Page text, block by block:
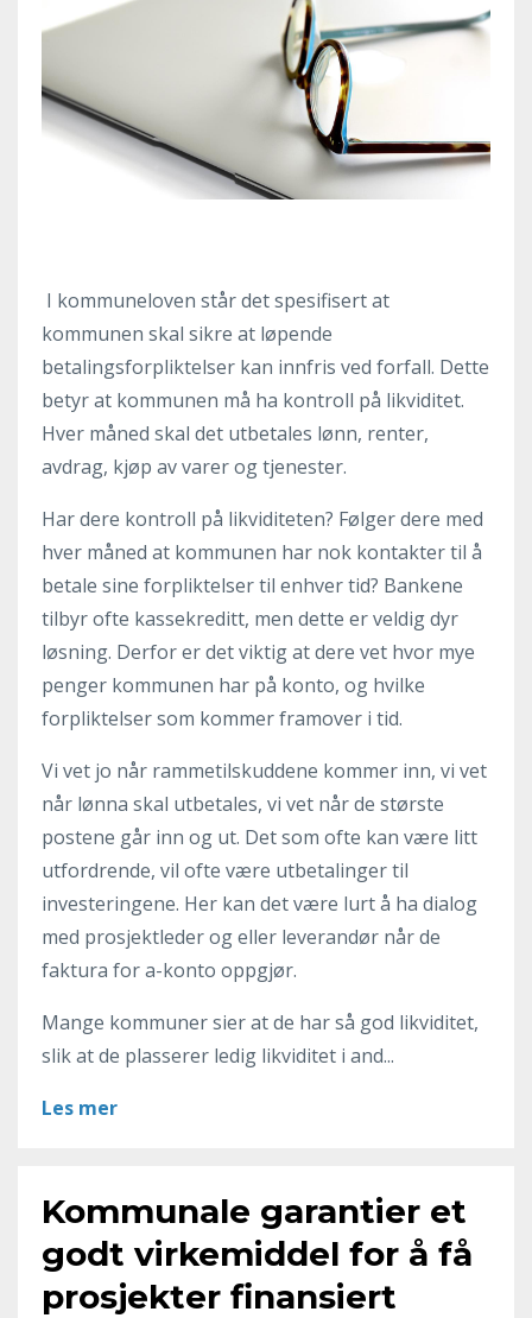
I kommuneloven står det spesifisert at
kommunen skal sikre at løpende
betalingsforpliktelser kan innfris ved forfall. Dette
betyr at kommunen må ha kontroll på likviditet.
Hver måned skal det utbetales lønn, renter,
avdrag, kjøp av varer og tjenester.
Har dere kontroll på likviditeten? Følger dere med
hver måned at kommunen har nok kontakter til å
betale sine forpliktelser til enhver tid? Bankene
tilbyr ofte kassekreditt, men dette er veldig dyr
løsning. Derfor er det viktig at dere vet hvor mye
penger kommunen har på konto, og hvilke
forpliktelser som kommer framover i tid.
Vi vet jo når rammetilskuddene kommer inn, vi vet
når lønna skal utbetales, vi vet når de største
postene går inn og ut. Det som ofte kan være litt
utfordrende, vil ofte være utbetalinger til
investeringene. Her kan det være lurt å ha dialog
med prosjektleder og eller leverandør når de
faktura for a-konto oppgjør.
Mange kommuner sier at de har så god likviditet,
slik at de plasserer ledig likviditet i and...
Les mer
Kommunale garantier et
godt virkemiddel for å få
prosjekter finansiert